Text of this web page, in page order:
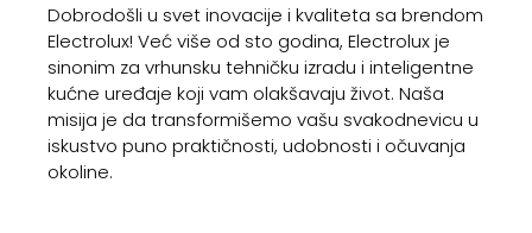
Dobrodošli u svet inovacije i kvaliteta sa brendom
Electrolux! Već više od sto godina, Electrolux je
sinonim za vrhunsku tehničku izradu i inteligentne
kućne uređaje koji vam olakšavaju život. Naša
misija je da transformišemo vašu svakodnevicu u
iskustvo puno praktičnosti, udobnosti i očuvanja
okoline.